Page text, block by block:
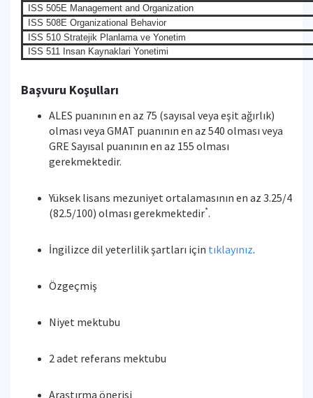
ISS 505E Management and Organization
ISS 508E Organizational Behavior
ISS 510 Stratejik Planlama ve Yonetim
ISS 511 Insan Kaynaklari Yonetimi
Başvuru Koşulları
ALES puanının en az 75 (sayısal veya eşit ağırlık)
olması veya GMAT puanının en az 540 olması veya
GRE Sayısal puanının en az 155 olması
gerekmektedir.
Yüksek lisans mezuniyet ortalamasının en az 3.25/4
(82.5/100) olması gerekmektedir*.
İngilizce dil yeterlilik şartları için tıklayınız.
Özgeçmiş
Niyet mektubu
2 adet referans mektubu
Araştırma önerisi